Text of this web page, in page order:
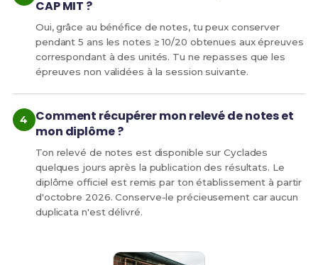
CAP MIT ?
Oui, grâce au bénéfice de notes, tu peux conserver
pendant 5 ans les notes ≥ 10/20 obtenues aux épreuves
correspondant à des unités. Tu ne repasses que les
épreuves non validées à la session suivante.
Comment récupérer mon relevé de notes et
mon diplôme ?
Ton relevé de notes est disponible sur Cyclades
quelques jours après la publication des résultats. Le
diplôme officiel est remis par ton établissement à partir
d'octobre 2026. Conserve-le précieusement car aucun
duplicata n'est délivré.